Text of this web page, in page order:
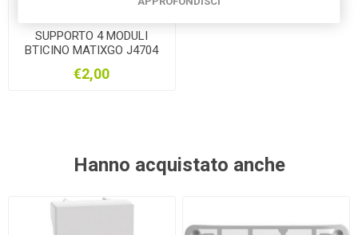
SUPPORTO 4 MODULI
BTICINO MATIXGO J4704
€2,00
Hanno acquistato anche